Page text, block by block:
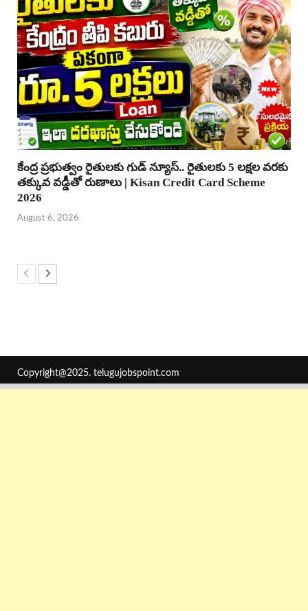
కేంద్ర ప్రభుత్వం రైతులకు గుడ్ న్యూస్.. రైతులకు 5 లక్షల వరకు
తక్కువ వడ్డీతో రుణాలు | Kisan Credit Card Scheme
2026
August 6, 2026
Copyright@2025. telugujobspoint.com